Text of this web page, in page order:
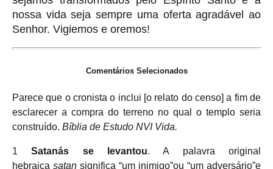
nossa vida seja sempre uma oferta agradável ao
Senhor. Vigiemos e oremos!
Comentários Selecionados
Parece que o cronista o inclui [o relato do censo] a fim de
esclarecer a compra do terreno no qual o templo seria
construído. Bíblia de Estudo NVI Vida.
1Satanás se levantou. A palavra original
hebraica satan significa “um inimigo”ou “um adversário”e